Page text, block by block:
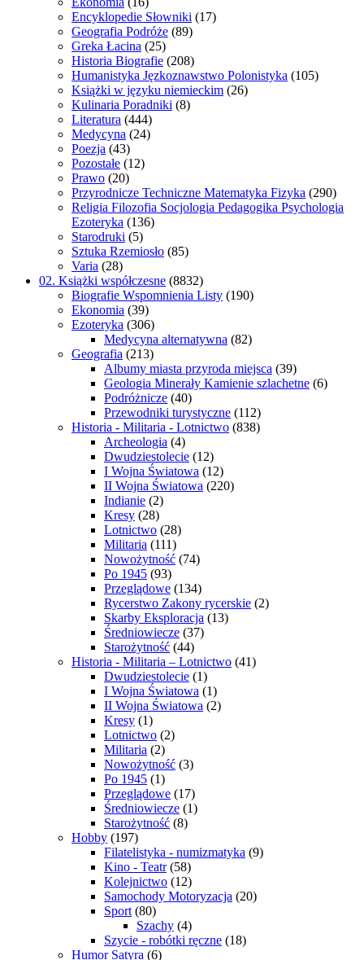
Encyklopedie Słowniki (17)
Geografia Podróże (89)
Greka Łacina (25)
Historia Biografie (208)
Humanistyka Jęzkoznawstwo Polonistyka (105)
Książki w języku niemieckim (26)
Kulinaria Poradniki (8)
Literatura (444)
Medycyna (24)
Poezja (43)
Pozostałe (12)
Prawo (20)
Przyrodnicze Techniczne Matematyka Fizyka (290)
Religia Filozofia Socjologia Pedagogika Psychologia
Ezoteryka (136)
Starodruki (5)
Sztuka Rzemiosło (85)
Varia (28)
02. Książki współczesne (8832)
Biografie Wspomnienia Listy (190)
Ekonomia (39)
Ezoteryka (306)
Medycyna alternatywna (82)
Geografia (213)
Albumy miasta przyroda miejsca (39)
Geologia Minerały Kamienie szlachetne (6)
Podróżnicze (40)
Przewodniki turystyczne (112)
Historia - Militaria - Lotnictwo (838)
Archeologia (4)
Dwudziestolecie (12)
I Wojna Światowa (12)
II Wojna Światowa (220)
Indianie (2)
Kresy (28)
Lotnictwo (28)
Militaria (111)
Nowożytność (74)
Po 1945 (93)
Przeglądowe (134)
Rycerstwo Zakony rycerskie (2)
Skarby Eksploracja (13)
Średniowiecze (37)
Starożytność (44)
Historia - Militaria – Lotnictwo (41)
Dwudziestolecie (1)
I Wojna Światowa (1)
II Wojna Światowa (2)
Kresy (1)
Lotnictwo (2)
Militaria (2)
Nowożytność (3)
Po 1945 (1)
Przeglądowe (17)
Średniowiecze (1)
Starożytność (8)
Hobby (197)
Filatelistyka - numizmatyka (9)
Kino - Teatr (58)
Kolejnictwo (12)
Samochody Motoryzacja (20)
Sport (80)
Szachy (4)
Szycie - robótki ręczne (18)
Humor Satyra (6)